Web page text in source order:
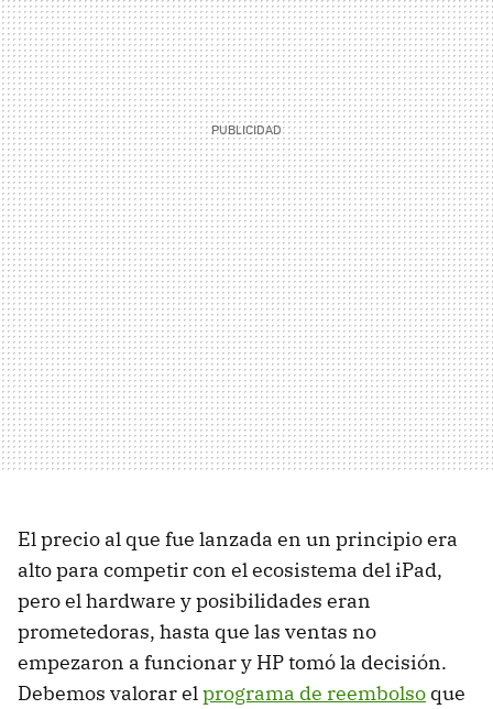
El precio al que fue lanzada en un principio era
alto para competir con el ecosistema del iPad,
pero el hardware y posibilidades eran
prometedoras, hasta que las ventas no
empezaron a funcionar y HP tomó la decisión.
Debemos valorar elprograma de reembolso que